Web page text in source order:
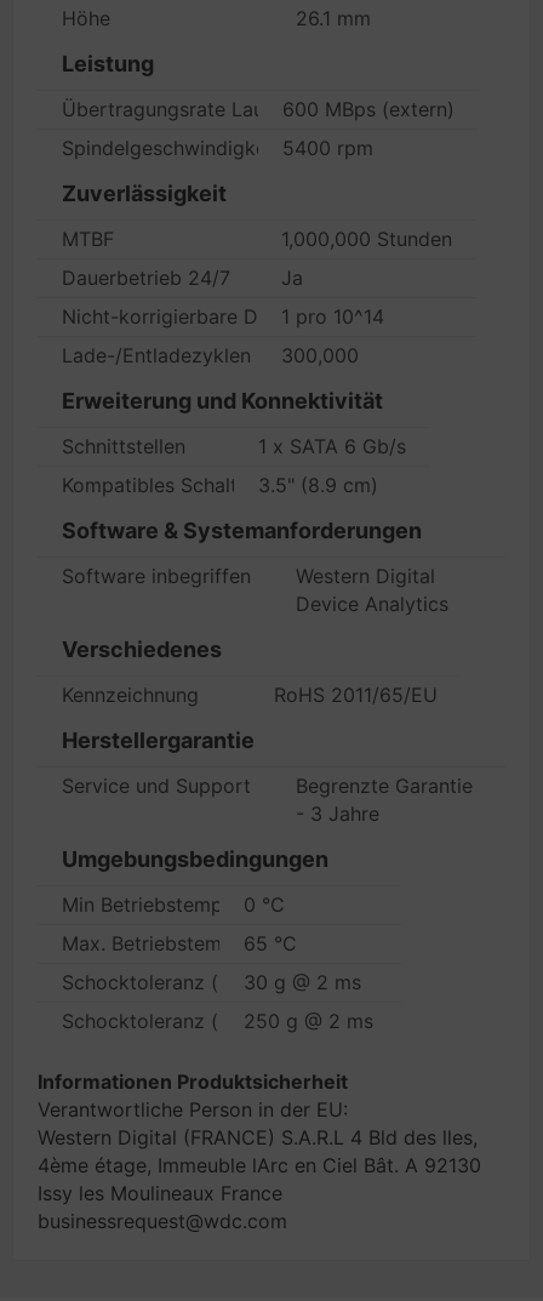
Höhe 26.1 mm
Leistung
Übertragungsrate Laufwerk600 MBps (extern)
Spindelgeschwindigkeit
5400 rpm
Zuverlässigkeit
MTBF
1,000,000 Stunden
Dauerbetrieb 24/7
Ja
Nicht-korrigierbare Datenfehler
1 pro 10^14
Lade-/Entladezyklen
300,000
Erweiterung und Konnektivität
Schnittstellen
1 x SATA 6 Gb/s
Kompatibles Schaltfeld3.5" (8.9 cm)
Software & Systemanforderungen
Software inbegriffen
Western Digital
Device Analytics
Verschiedenes
Kennzeichnung RoHS 2011/65/EU
Herstellergarantie
Service und Support
Begrenzte Garantie
- 3 Jahre
Umgebungsbedingungen
Min Betriebstemperatur
0 °C
Max. Betriebstemperatur
65 °C
Schocktoleranz (in Betrieb)
30 g @ 2 ms
Schocktoleranz (nicht in Betrieb)
250 g @ 2 ms
Informationen Produktsicherheit
Verantwortliche Person in der EU:
Western Digital (FRANCE) S.A.R.L 4 Bld des lles,
4ème étage, Immeuble lArc en Ciel Bât. A 92130
Issy les Moulineaux France
businessrequest@wdc.com